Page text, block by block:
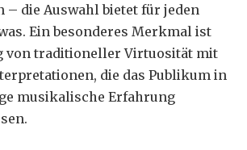
– die Auswahl bietet für jeden
Ein besonderes Merkmal ist
von traditioneller Virtuosität mit
die das Publikum in
musikalische Erfahrung